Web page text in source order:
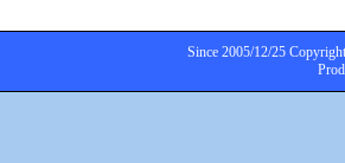
Since 2005/12/25